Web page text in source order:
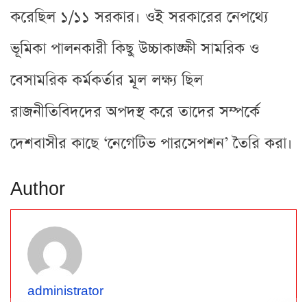
করেছিল ১/১১ সরকার। ওই সরকারের নেপথ্যে
ভূমিকা পালনকারী কিছু উচ্চাকাঙ্ক্ষী সামরিক ও
বেসামরিক কর্মকর্তার মূল লক্ষ্য ছিল
রাজনীতিবিদদের অপদস্থ করে তাদের সম্পর্কে
দেশবাসীর কাছে ‘নেগেটিভ পারসেপশন’ তৈরি করা।
Author
administrator